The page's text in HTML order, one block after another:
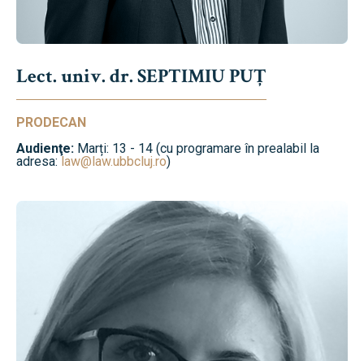
Lect. univ. dr. SEPTIMIU PUȚ
PRODECAN
Audienţe: Marți: 13 - 14 (cu programare în prealabil la
adresa:law@law.ubbcluj.ro)